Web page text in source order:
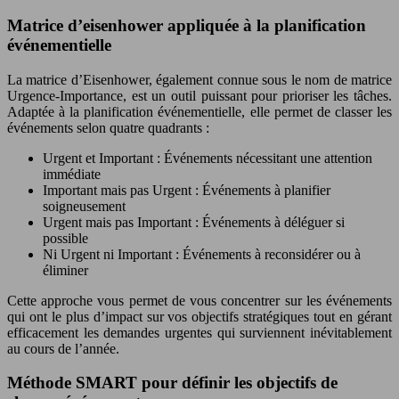
Matrice d’eisenhower appliquée à la planification
événementielle
La matrice d’Eisenhower, également connue sous le nom de matrice
Urgence-Importance, est un outil puissant pour prioriser les tâches.
Adaptée à la planification événementielle, elle permet de classer les
événements selon quatre quadrants :
Urgent et Important : Événements nécessitant une attention
immédiate
Important mais pas Urgent : Événements à planifier
soigneusement
Urgent mais pas Important : Événements à déléguer si
possible
Ni Urgent ni Important : Événements à reconsidérer ou à
éliminer
Cette approche vous permet de vous concentrer sur les événements
qui ont le plus d’impact sur vos objectifs stratégiques tout en gérant
efficacement les demandes urgentes qui surviennent inévitablement
au cours de l’année.
Méthode SMART pour définir les objectifs de